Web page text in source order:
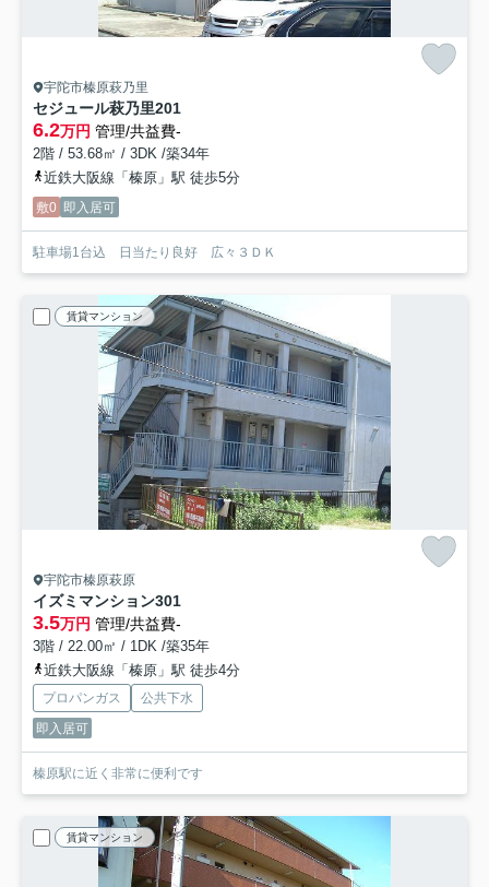
宇陀市榛原萩乃里
セジュール萩乃里201
6.2万円 管理/共益費-
2階 / 53.68㎡ / 3DK /築34年
近鉄大阪線「榛原」駅 徒歩5分
敷0 即入居可
駐車場1台込 日当たり良好 広々３ＤＫ
賃貸マンション
宇陀市榛原萩原
イズミマンション301
3.5万円 管理/共益費-
3階 / 22.00㎡ / 1DK /築35年
近鉄大阪線「榛原」駅 徒歩4分
プロパンガス
公共下水
即入居可
榛原駅に近く非常に便利です
賃貸マンション